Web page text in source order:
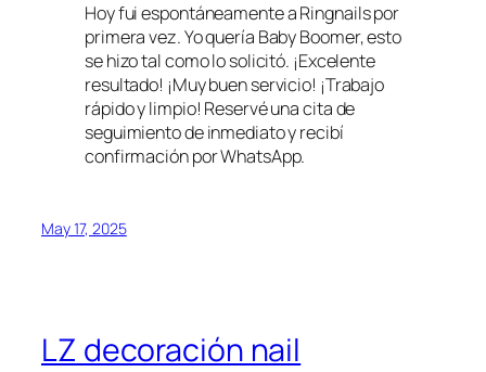
Hoy fui espontáneamente a Ringnails por
primera vez. Yo quería Baby Boomer, esto
se hizo tal como lo solicitó. ¡Excelente
resultado! ¡Muy buen servicio! ¡Trabajo
rápido y limpio! Reservé una cita de
seguimiento de inmediato y recibí
confirmación por WhatsApp.
May 17, 2025
LZ decoración nail